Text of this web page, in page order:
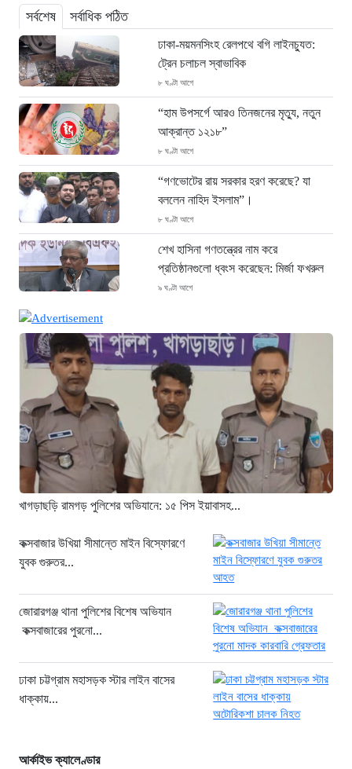
সর্বশেষ সর্বাধিক পঠিত
ঢাকা-ময়মনসিংহ রেলপথে বগি লাইনচ্যুত:
ট্রেন চলাচল স্বাভাবিক
৮ ঘণ্টা আগে
“হাম উপসর্গে আরও তিনজনের মৃত্যু, নতুন
আক্রান্ত ১২১৮”
৮ ঘণ্টা আগে
“গণভোটের রায় সরকার হরণ করেছে? যা
বললেন নাহিদ ইসলাম”।
৮ ঘণ্টা আগে
শেখ হাসিনা গণতন্ত্রের নাম করে
প্রতিষ্ঠানগুলো ধ্বংস করেছেন: মির্জা ফখরুল
৯ ঘণ্টা আগে
স্কুলে আরও ৭ জনকে হত্যা
৯ ঘণ্টা আগে
সিলেটে দুই বাসের ভয়াবহ সংঘর্ষ: ঝরে গেল
৮টি তাজা প্রাণ, হাসপাতালে ২৫
৯ ঘণ্টা আগে
সিলিন্ডার লিকেজে ভয়াবহ অগ্নিকাণ্ড: দগ্ধ ৩
জনের অবস্থা আশঙ্কাজনক
১০ ঘণ্টা আগে
সাকিবকে নিয়ে বিস্ফোরক আসিফ আকবর
“ইলিয়াস আলীকে অপহরণ-হত্যা মামলা:
সাইফুর রহমান গ্রেপ্তার হচ্ছেন”
খাগড়াছড়ি রামগড় পুলিশের অভিযানে: ১৫
পিস ইয়াবাসহ যুবক গ্রেপ্তার
খাগড়াছড়ি রামগড় পুলিশের অভিযানে: ১৫ পিস ইয়াবাসহ...
কক্সবাজার উখিয়া সীমান্তে মাইন বিস্ফোরণে
যুবক গুরুতর...
জোরারগঞ্জ থানা পুলিশের বিশেষ অভিযান
কক্সবাজারের পুরনো...
ঢাকা চট্টগ্রাম মহাসড়ক স্টার লাইন বাসের
ধাক্কায়...
আর্কাইভ ক্যালেণ্ডার